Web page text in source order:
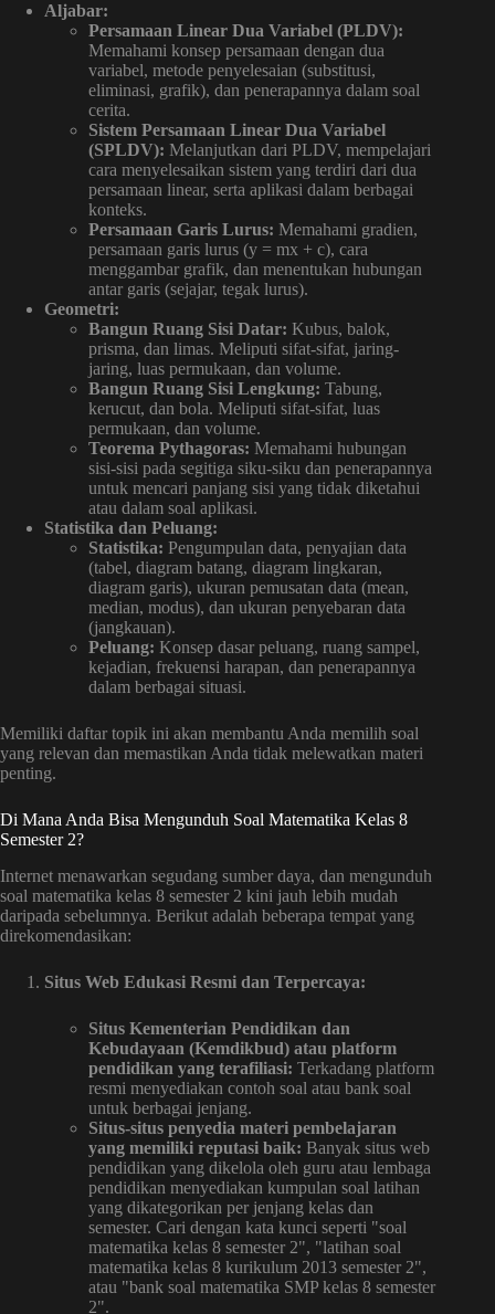
Aljabar:
Persamaan Linear Dua Variabel (PLDV):
Memahami konsep persamaan dengan dua
variabel, metode penyelesaian (substitusi,
eliminasi, grafik), dan penerapannya dalam soal
cerita.
Sistem Persamaan Linear Dua Variabel
(SPLDV): Melanjutkan dari PLDV, mempelajari
cara menyelesaikan sistem yang terdiri dari dua
persamaan linear, serta aplikasi dalam berbagai
konteks.
Persamaan Garis Lurus: Memahami gradien,
persamaan garis lurus (y = mx + c), cara
menggambar grafik, dan menentukan hubungan
antar garis (sejajar, tegak lurus).
Geometri:
Bangun Ruang Sisi Datar: Kubus, balok,
prisma, dan limas. Meliputi sifat-sifat, jaring-
jaring, luas permukaan, dan volume.
Bangun Ruang Sisi Lengkung: Tabung,
kerucut, dan bola. Meliputi sifat-sifat, luas
permukaan, dan volume.
Teorema Pythagoras: Memahami hubungan
sisi-sisi pada segitiga siku-siku dan penerapannya
untuk mencari panjang sisi yang tidak diketahui
atau dalam soal aplikasi.
Statistika dan Peluang:
Statistika: Pengumpulan data, penyajian data
(tabel, diagram batang, diagram lingkaran,
diagram garis), ukuran pemusatan data (mean,
median, modus), dan ukuran penyebaran data
(jangkauan).
Peluang: Konsep dasar peluang, ruang sampel,
kejadian, frekuensi harapan, dan penerapannya
dalam berbagai situasi.
Memiliki daftar topik ini akan membantu Anda memilih soal
yang relevan dan memastikan Anda tidak melewatkan materi
penting.
Di Mana Anda Bisa Mengunduh Soal Matematika Kelas 8
Semester 2?
Internet menawarkan segudang sumber daya, dan mengunduh
soal matematika kelas 8 semester 2 kini jauh lebih mudah
daripada sebelumnya. Berikut adalah beberapa tempat yang
direkomendasikan:
Situs Web Edukasi Resmi dan Terpercaya:
Situs Kementerian Pendidikan dan
Kebudayaan (Kemdikbud) atau platform
pendidikan yang terafiliasi: Terkadang platform
resmi menyediakan contoh soal atau bank soal
untuk berbagai jenjang.
Situs-situs penyedia materi pembelajaran
yang memiliki reputasi baik: Banyak situs web
pendidikan yang dikelola oleh guru atau lembaga
pendidikan menyediakan kumpulan soal latihan
yang dikategorikan per jenjang kelas dan
semester. Cari dengan kata kunci seperti "soal
matematika kelas 8 semester 2", "latihan soal
matematika kelas 8 kurikulum 2013 semester 2",
atau "bank soal matematika SMP kelas 8 semester
2".